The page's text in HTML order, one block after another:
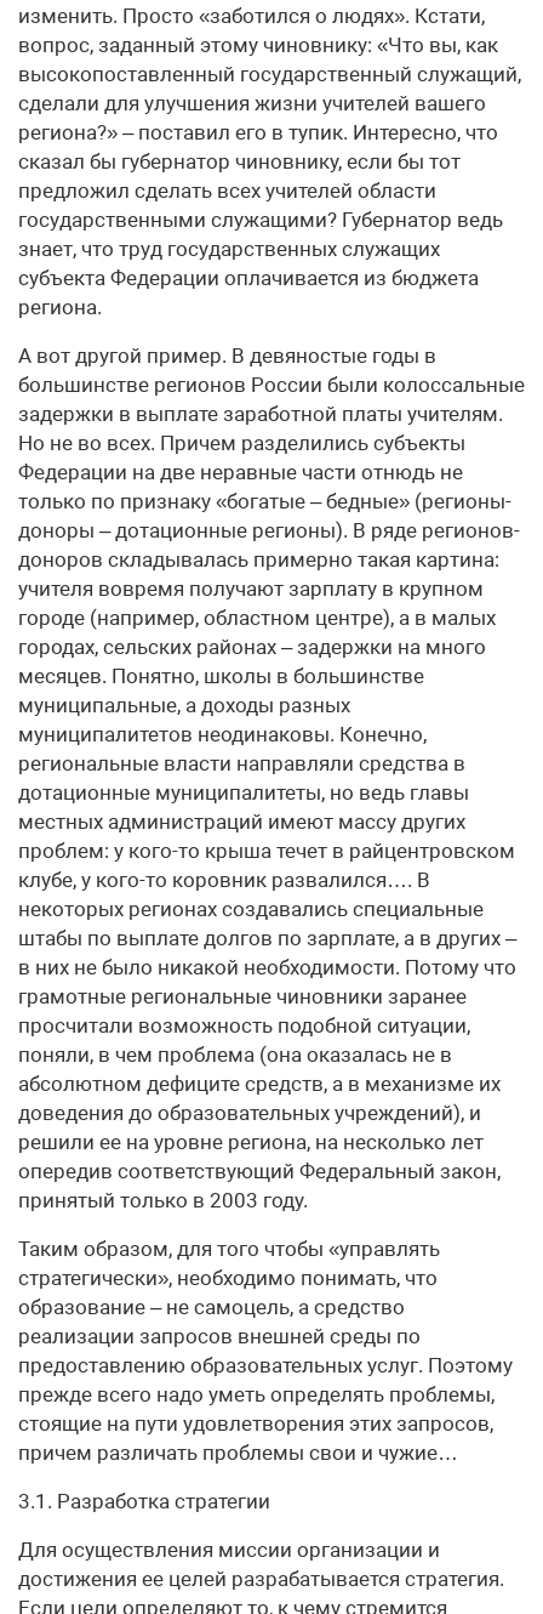
изменить. Просто «заботился о людях». Кстати,
вопрос, заданный этому чиновнику: «Что вы, как
высокопоставленный государственный служащий,
сделали для улучшения жизни учителей вашего
региона?» – поставил его в тупик. Интересно, что
сказал бы губернатор чиновнику, если бы тот
предложил сделать всех учителей области
государственными служащими? Губернатор ведь
знает, что труд государственных служащих
субъекта Федерации оплачивается из бюджета
региона.
А вот другой пример. В девяностые годы в
большинстве регионов России были колоссальные
задержки в выплате заработной платы учителям.
Но не во всех. Причем разделились субъекты
Федерации на две неравные части отнюдь не
только по признаку «богатые – бедные» (регионы-
доноры – дотационные регионы). В ряде регионов-
доноров складывалась примерно такая картина:
учителя вовремя получают зарплату в крупном
городе (например, областном центре), а в малых
городах, сельских районах – задержки на много
месяцев. Понятно, школы в большинстве
муниципальные, а доходы разных
муниципалитетов неодинаковы. Конечно,
региональные власти направляли средства в
дотационные муниципалитеты, но ведь главы
местных администраций имеют массу других
проблем: у кого-то крыша течет в райцентровском
клубе, у кого-то коровник развалился…. В
некоторых регионах создавались специальные
штабы по выплате долгов по зарплате, а в других –
в них не было никакой необходимости. Потому что
грамотные региональные чиновники заранее
просчитали возможность подобной ситуации,
поняли, в чем проблема (она оказалась не в
абсолютном дефиците средств, а в механизме их
доведения до образовательных учреждений), и
решили ее на уровне региона, на несколько лет
опередив соответствующий Федеральный закон,
принятый только в 2003 году.
Таким образом, для того чтобы «управлять
стратегически», необходимо понимать, что
образование – не самоцель, а средство
реализации запросов внешней среды по
предоставлению образовательных услуг. Поэтому
прежде всего надо уметь определять проблемы,
стоящие на пути удовлетворения этих запросов,
причем различать проблемы свои и чужие…
3.1. Разработка стратегии
Для осуществления миссии организации и
достижения ее целей разрабатывается стратегия.
Если цели определяют то, к чему стремится